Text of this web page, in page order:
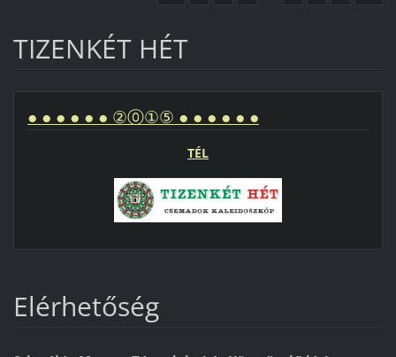
TIZENKÉT HÉT
● ● ● ● ● ● ②⓪①⑤ ● ● ● ● ● ●
TÉL
Elérhetőség